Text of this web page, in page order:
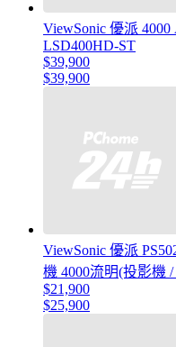
ViewSonic 優派
LSD400HD-ST
$39,900
$39,900
ViewSonic 優派
機 4000流明(投影機
$21,900
$25,900